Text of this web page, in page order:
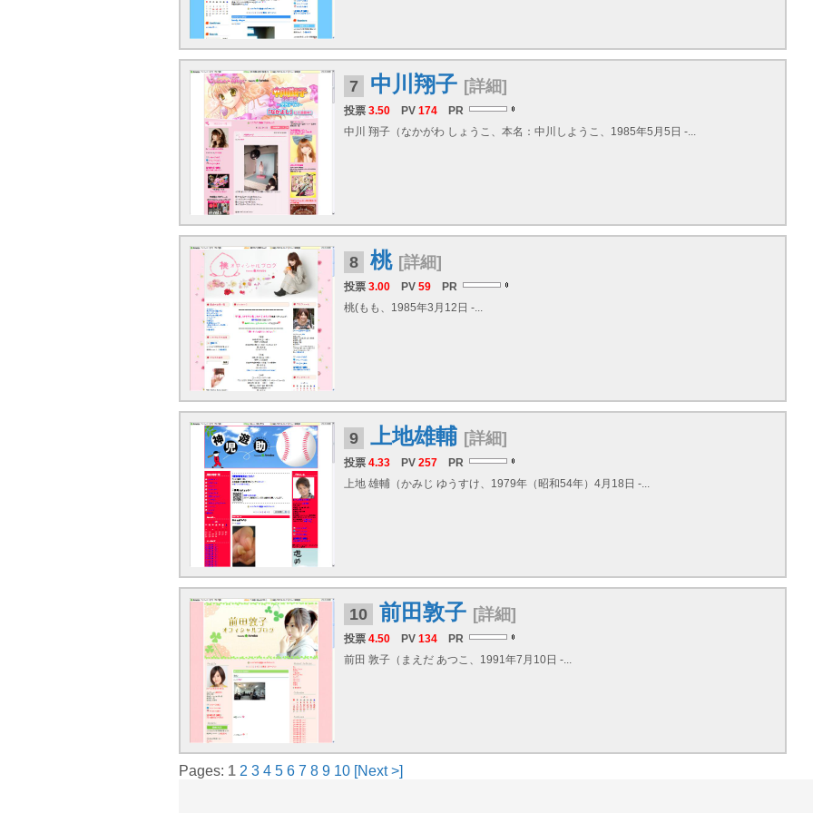
7 中川翔子 [詳細]
投票 3.50 PV 174
PR
中川 翔子（なかがわ しょうこ、本名：中川しようこ、1985年5月5日 -...
8 桃 [詳細]
投票 3.00 PV 59
PR
桃(もも、1985年3月12日 -...
9 上地雄輔 [詳細]
投票 4.33 PV 257
PR
上地 雄輔（かみじ ゆうすけ、1979年（昭和54年）4月18日 -...
10 前田敦子 [詳細]
投票 4.50 PV 134
PR
前田 敦子（まえだ あつこ、1991年7月10日 -...
Pages: 1 2 3 4 5 6 7 8 9 10 [Next >]